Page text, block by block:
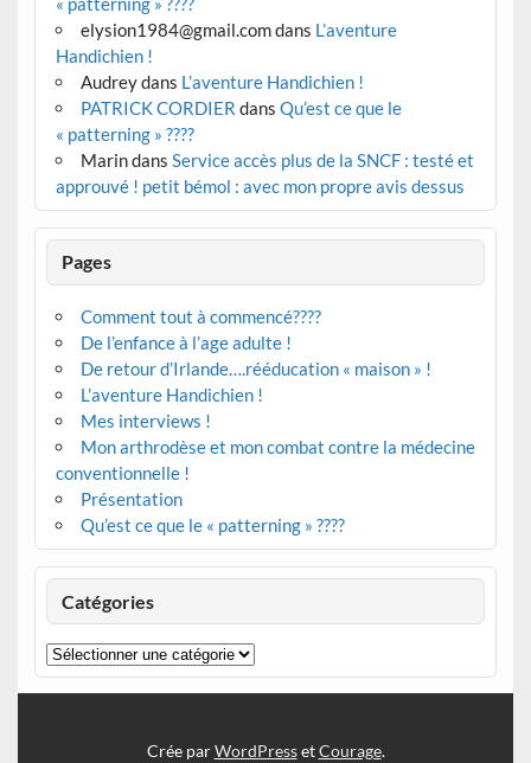
elysion1984@gmail.comdans L’aventure
Handichien !
Audreydans L’aventure Handichien !
PATRICK CORDIER dans Qu’est ce que le
« patterning » ????
Marindans Service accès plus de la SNCF : testé et
approuvé ! petit bémol : avec mon propre avis dessus
Pages
Comment tout à commencé????
De l’enfance à l’age adulte !
De retour d’Irlande….rééducation « maison » !
L’aventure Handichien !
Mes interviews !
Mon arthrodèse et mon combat contre la médecine
conventionnelle !
Présentation
Qu’est ce que le « patterning » ????
Catégories
Catégories
Crée parWordPressetCourage.